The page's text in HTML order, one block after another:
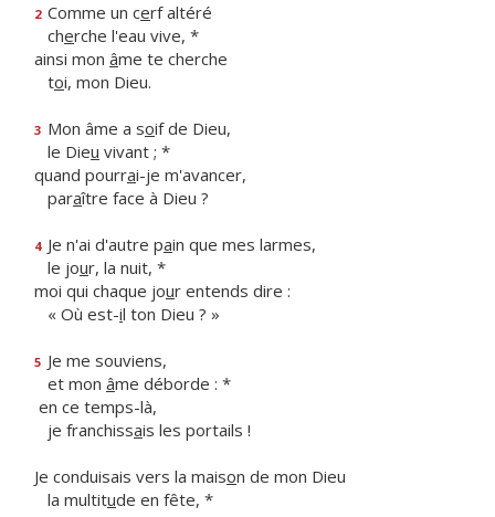
2 Comme un cerf altéré
cherche l'eau vive, *
ainsi mon âme te cherche
toi, mon Dieu.
3 Mon âme a soif de Dieu,
le Dieu vivant ; *
quand pourrai-je m'avancer,
paraître face à Dieu ?
4 Je n'ai d'autre pain que mes larmes,
le jour, la nuit, *
moi qui chaque jour entends dire :
« Où est-il ton Dieu ? »
5 Je me souviens,
et mon âme déborde : *
en ce temps-là,
je franchissais les portails !
Je conduisais vers la maison de mon Dieu
la multitude en fête, *